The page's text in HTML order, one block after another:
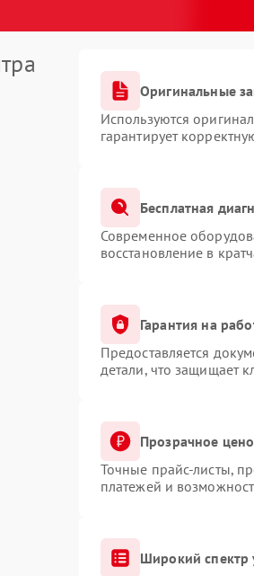
Оригинальные
Используются
гарантирует
Бесплатная
Современное
восстановление в
Гарантия на
Предоставляется
детали, что защищает
Прозрачное
Точные прайс-листы,
платежей и
Широкий спектр